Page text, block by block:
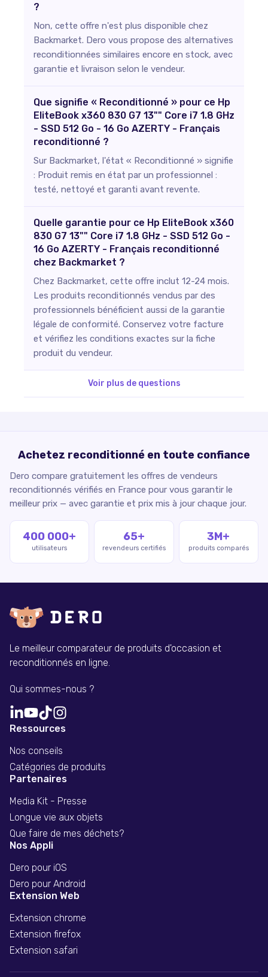
?
Non, cette offre n'est plus disponible chez
Backmarket. Dero vous propose des alternatives
reconditionnées similaires encore en stock, avec
garantie et livraison selon le vendeur.
Que signifie « Reconditionné » pour ce Hp
EliteBook x360 830 G7 13"" Core i7 1.8 GHz
- SSD 512 Go - 16 Go AZERTY - Français
reconditionné ?
Sur Backmarket, l'état « Reconditionné » signifie
: Produit remis en état par un professionnel :
testé, nettoyé et garanti avant revente.
Quelle garantie pour ce Hp EliteBook x360
830 G7 13"" Core i7 1.8 GHz - SSD 512 Go -
16 Go AZERTY - Français reconditionné
chez Backmarket ?
Chez Backmarket, cette offre inclut 12-24 mois.
Les produits reconditionnés vendus par des
professionnels bénéficient aussi de la garantie
légale de conformité. Conservez votre facture
et vérifiez les conditions exactes sur la fiche
produit du vendeur.
Voir plus de questions
Achetez reconditionné en toute confiance
Dero compare gratuitement les offres de vendeurs
reconditionnés vérifiés en France pour vous garantir le
meilleur prix — avec garantie et prix mis à jour chaque jour.
400 000+
utilisateurs
65+
revendeurs certifiés
3M+
produits comparés
Le meilleur comparateur de produits d'occasion et
reconditionnés en ligne.
Qui sommes-nous ?
Ressources
Nos conseils
Catégories de produits
Partenaires
Media Kit - Presse
Longue vie aux objets
Que faire de mes déchets?
Nos Appli
Dero pour iOS
Dero pour Android
Extension Web
Extension chrome
Extension firefox
Extension safari